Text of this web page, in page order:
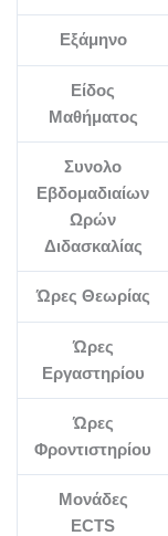
Εξάμηνο
Είδος
Μαθήματος
Συνολο
Εβδομαδιαίων
Ωρών
Διδασκαλίας
Ώρες Θεωρίας
Ώρες
Εργαστηρίου
Ώρες
Φροντιστηρίου
Μονάδες
ECTS